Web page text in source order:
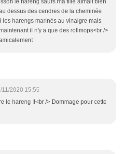
le hareng saurs ma fille aimait bien
dessus des cendres de la cheminée
les harengs marinés au vinaigre mais
il n'y a que des rollmops<br />
11/2020 15:55
le hareng !!<br /> Dommage pour cette